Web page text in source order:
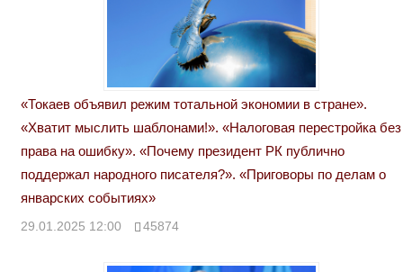
«Токаев объявил режим тотальной экономии в стране».
«Хватит мыслить шаблонами!». «Налоговая перестройка без
права на ошибку». «Почему президент РК публично
поддержал народного писателя?». «Приговоры по делам о
январских событиях»
29.01.2025 12:00 45874